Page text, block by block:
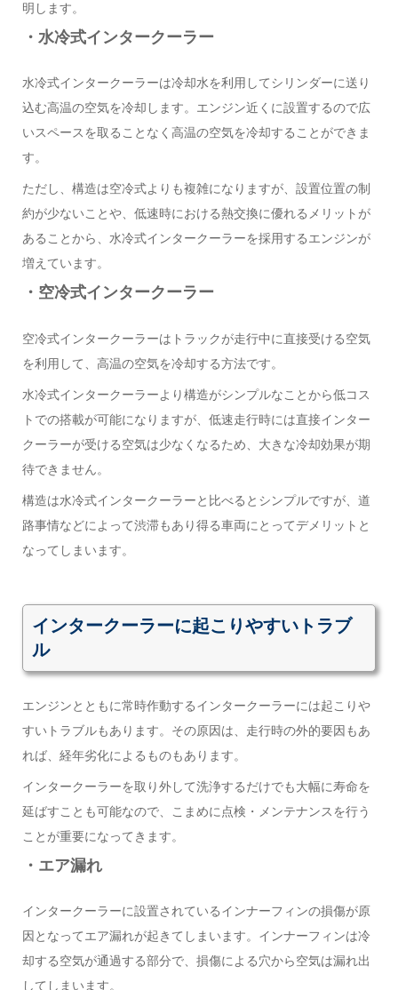
明します。
・水冷式インタークーラー
水冷式インタークーラーは冷却水を利用してシリンダーに送り
込む高温の空気を冷却します。エンジン近くに設置するので広
いスペースを取ることなく高温の空気を冷却することができま
す。
ただし、構造は空冷式よりも複雑になりますが、設置位置の制
約が少ないことや、低速時における熱交換に優れるメリットが
あることから、水冷式インタークーラーを採用するエンジンが
増えています。
・空冷式インタークーラー
空冷式インタークーラーはトラックが走行中に直接受ける空気
を利用して、高温の空気を冷却する方法です。
水冷式インタークーラーより構造がシンプルなことから低コス
トでの搭載が可能になりますが、低速走行時には直接インター
クーラーが受ける空気は少なくなるため、大きな冷却効果が期
待できません。
構造は水冷式インタークーラーと比べるとシンプルですが、道
路事情などによって渋滞もあり得る車両にとってデメリットと
なってしまいます。
インタークーラーに起こりやすいトラブ
ル
エンジンとともに常時作動するインタークーラーには起こりや
すいトラブルもあります。その原因は、走行時の外的要因もあ
れば、経年劣化によるものもあります。
インタークーラーを取り外して洗浄するだけでも大幅に寿命を
延ばすことも可能なので、こまめに点検・メンテナンスを行う
ことが重要になってきます。
・エア漏れ
インタークーラーに設置されているインナーフィンの損傷が原
因となってエア漏れが起きてしまいます。インナーフィンは冷
却する空気が通過する部分で、損傷による穴から空気は漏れ出
してしまいます。